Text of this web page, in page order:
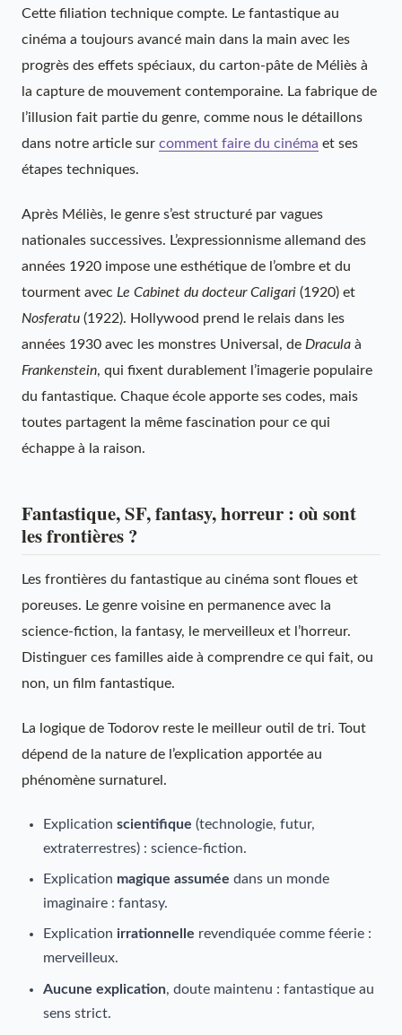
Cette filiation technique compte. Le fantastique au
cinéma a toujours avancé main dans la main avec les
progrès des effets spéciaux, du carton-pâte de Méliès à
la capture de mouvement contemporaine. La fabrique de
l’illusion fait partie du genre, comme nous le détaillons
dans notre article sur comment faire du cinéma et ses
étapes techniques.
Après Méliès, le genre s’est structuré par vagues
nationales successives. L’expressionnisme allemand des
années 1920 impose une esthétique de l’ombre et du
tourment avec Le Cabinet du docteur Caligari (1920) et
Nosferatu (1922). Hollywood prend le relais dans les
années 1930 avec les monstres Universal, de Dracula à
Frankenstein, qui fixent durablement l’imagerie populaire
du fantastique. Chaque école apporte ses codes, mais
toutes partagent la même fascination pour ce qui
échappe à la raison.
Fantastique, SF, fantasy, horreur : où sont
les frontières ?
Les frontières du fantastique au cinéma sont floues et
poreuses. Le genre voisine en permanence avec la
science-fiction, la fantasy, le merveilleux et l’horreur.
Distinguer ces familles aide à comprendre ce qui fait, ou
non, un film fantastique.
La logique de Todorov reste le meilleur outil de tri. Tout
dépend de la nature de l’explication apportée au
phénomène surnaturel.
Explication scientifique (technologie, futur,
extraterrestres) : science-fiction.
Explication magique assumée dans un monde
imaginaire : fantasy.
Explication irrationnelle revendiquée comme féerie :
merveilleux.
Aucune explication, doute maintenu : fantastique au
sens strict.